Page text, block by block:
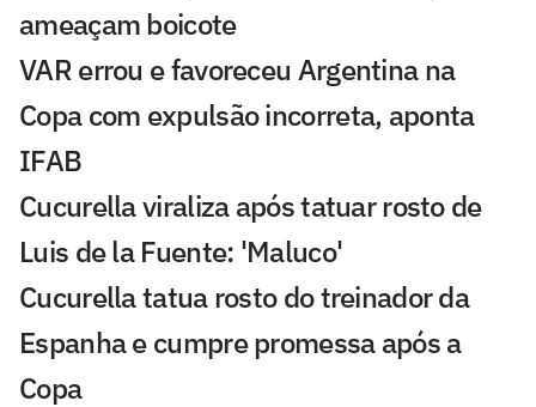
ameaçam boicote
VAR errou e favoreceu Argentina na
Copa com expulsão incorreta, aponta
IFAB
Cucurella viraliza após tatuar rosto de
Luis de la Fuente: 'Maluco'
Cucurella tatua rosto do treinador da
Espanha e cumpre promessa após a
Copa